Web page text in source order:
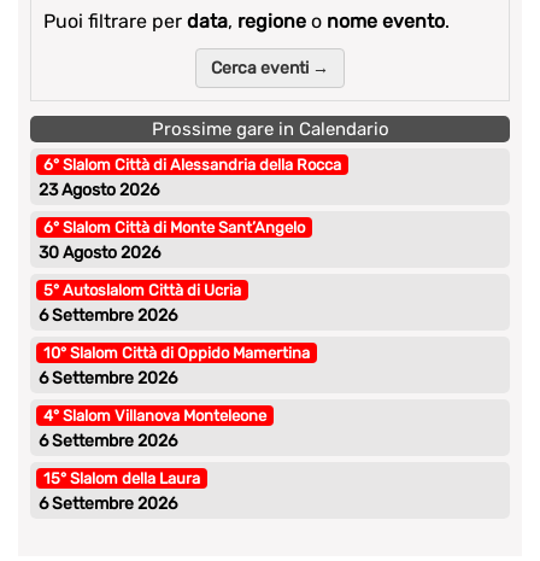
Puoi filtrare per data, regione o nome evento.
Cerca eventi →
Prossime gare in Calendario
6° Slalom Città di Alessandria della Rocca
23 Agosto 2026
6° Slalom Città di Monte Sant’Angelo
30 Agosto 2026
5° Autoslalom Città di Ucria
6 Settembre 2026
10° Slalom Città di Oppido Mamertina
6 Settembre 2026
4° Slalom Villanova Monteleone
6 Settembre 2026
15° Slalom della Laura
6 Settembre 2026